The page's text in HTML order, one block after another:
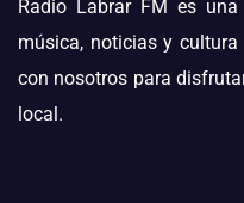
Radio Labrar FM es
música, noticias y
con nosotros para
local.